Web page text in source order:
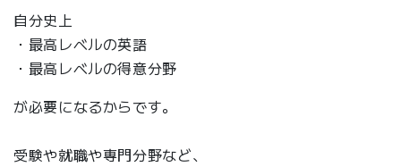
自分史上
・最高レベルの英語
・最高レベルの得意分野
が必要になるからです。
受験や就職や専門分野など、